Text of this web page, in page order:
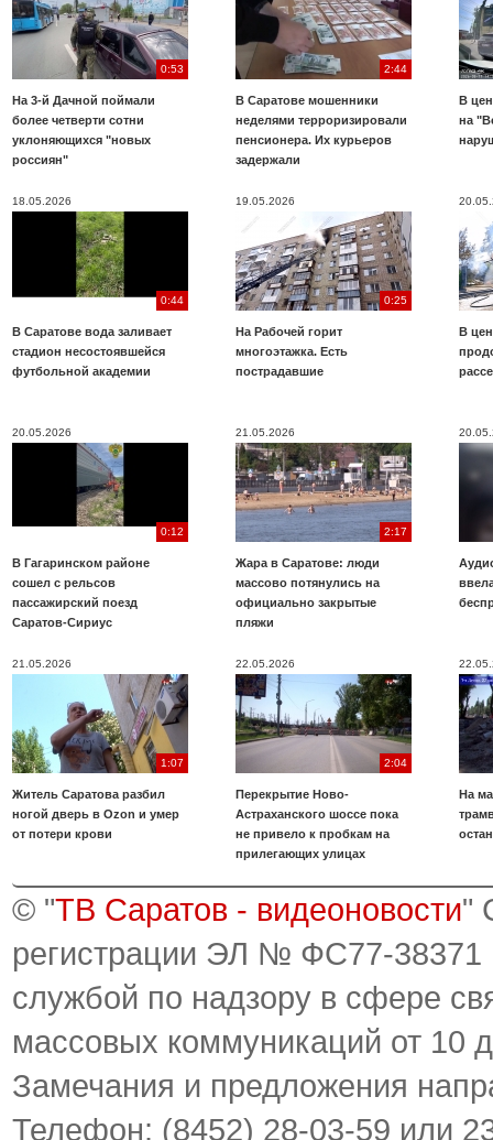
0:53
На 3-й Дачной поймали
более четверти сотни
уклоняющихся "новых
россиян"
2:44
В Саратове мошенники
неделями терроризировали
пенсионера. Их курьеров
задержали
В
на
18.05.2026
0:44
В Саратове вода заливает
стадион несостоявшейся
футбольной академии
19.05.2026
0:25
На Рабочей горит
многоэтажка. Есть
пострадавшие
В
20.05.2026
0:12
В Гагаринском районе
сошел с рельсов
пассажирский поезд
Саратов-Сириус
21.05.2026
2:17
Жара в Саратове: люди
массово потянулись на
официально закрытые
пляжи
21.05.2026
1:07
Житель Саратова разбил
ногой дверь в Ozon и умер
от потери крови
22.05.2026
2:04
Перекрытие Ново-
Астраханского шоссе пока
не привело к пробкам на
прилегающих улицах
На
© "ТВ Саратов - видеоновости"
регистрации ЭЛ № ФС77-38371
службой по надзору в сфере
массовых коммуникаций от 10
Замечания и предложения
Телефон: (8452) 28-03-59 или